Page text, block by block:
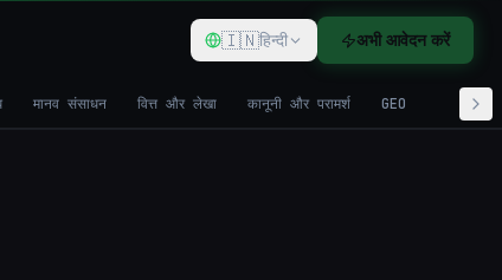
🇮🇳हिन्दी अभी आवेदन करें
मानव संसाधन वित्त और लेखा कानूनी और परामर्श GEO